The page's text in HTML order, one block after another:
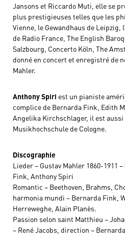
Jansons et Riccardo Muti, elle se
plus prestigieuses telles que les
Vienne, le Gewandhaus de
de Radio France, The English
Salzbourg, Concerto Köln, The
donné en concert et enregistré de
Mahler.
Anthony Spiri est un pianiste
complice de Bernarda Fink, Edith
Angelika Kirchschlager, il est
Musikhochschule de Cologne.
Discographie
Lieder – Gustav Mahler 1860-1911
Fink, Anthony Spiri
Romantic – Beethoven, Brahms,
harmonia mundi – Bernarda Fink,
Herreweghe, Alain Planès.
Passion selon saint Matthieu –
– René Jacobs, direction –